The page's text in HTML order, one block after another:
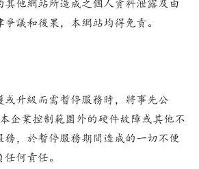
其他網站所造成之個人資料泄露及由
議和後果，本網站均得免責。
或升級而需暫停服務時，將事先公
企業控制範圍外的硬件故障或其他不
務，於暫停服務期間造成的一切不便
何責任。